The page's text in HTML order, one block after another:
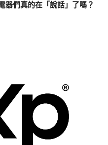
器們真的在「說話」了嗎？